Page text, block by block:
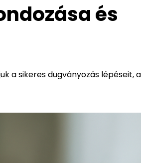
és
a sikeres dugványozás lépéseit,